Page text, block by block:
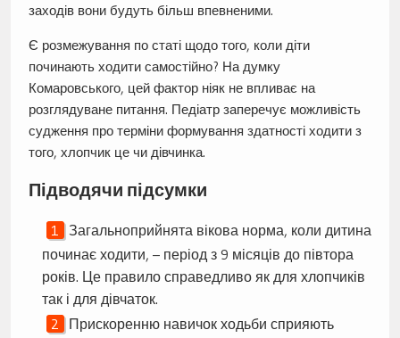
заходів вони будуть більш впевненими.
Є розмежування по статі щодо того, коли діти
починають ходити самостійно? На думку
Комаровського, цей фактор ніяк не впливає на
розглядуване питання. Педіатр заперечує можливість
судження про терміни формування здатності ходити з
того, хлопчик це чи дівчинка.
Підводячи підсумки
Загальноприйнята вікова норма, коли дитина
починає ходити, – період з 9 місяців до півтора
років. Це правило справедливо як для хлопчиків
так і для дівчаток.
Прискоренню навичок ходьби сприяють